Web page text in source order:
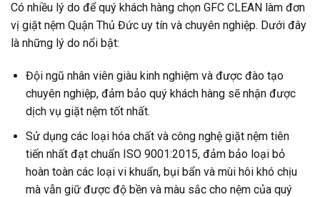
Có nhiều lý do để quý khách hàng chọn GFC CLEAN làm đơn
vị giặt nệm Quận Thủ Đức uy tín và chuyên nghiệp. Dưới đây
là những lý do nổi bật:
Đội ngũ nhân viên giàu kinh nghiệm và được đào tạo
chuyên nghiệp, đảm bảo quý khách hàng sẽ nhận được
dịch vụ giặt nệm tốt nhất.
Sử dụng các loại hóa chất và công nghệ giặt nệm tiên
tiến nhất đạt chuẩn ISO 9001:2015, đảm bảo loại bỏ
hoàn toàn các loại vi khuẩn, bụi bẩn và mùi hôi khó chịu
mà vẫn giữ được độ bền và màu sắc cho nệm của quý